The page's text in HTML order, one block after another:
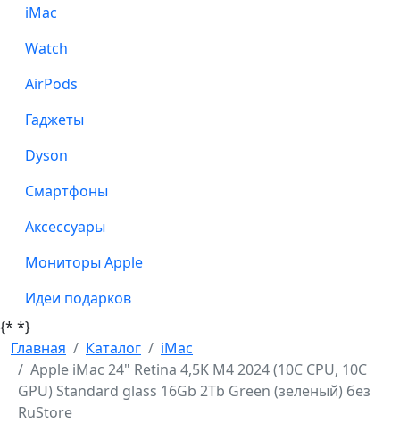
iMac
Watch
AirPods
Гаджеты
Dyson
Смартфоны
Аксессуары
Мониторы Apple
Идеи подарков
{* *}
Главная
Каталог
iMac
Apple iMac 24" Retina 4,5K M4 2024 (10C CPU, 10C
GPU) Standard glass 16Gb 2Tb Green (зеленый) без
RuStore